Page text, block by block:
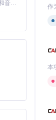
MiniMax H3 是一个通用的全模态生成系统。它支持对由文本、图像、视频和音频组成的多模态上下文进行统一理解，并能生成分辨率高达 2K、时长可达 15 秒的带原生立体声音频的视频。得益于面向任务泛化的系统设计，H3 在预训练阶段就已具备广泛的多模态上下文理解与生成能力，能够出色地执行复杂的多模态指令。